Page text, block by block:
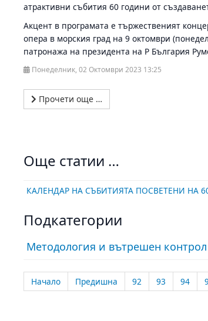
атрактивни събития 60 години от
Акцент в програмата е тържественият
опера в морския град на 9 октомври
патронажа на президента на Р България
Понеделник, 02 Октомври 2023 13:25
Прочети още …
Още статии …
КАЛЕНДАР НА СЪБИТИЯТА ПОСВЕТЕНИ НА
Подкатегории
Методология и вътрешен контрол
Начало Предишна 92 93 94